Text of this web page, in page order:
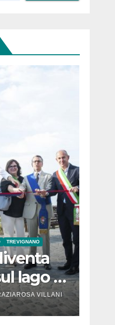
TREVIGNANO
lago di
VILLANI